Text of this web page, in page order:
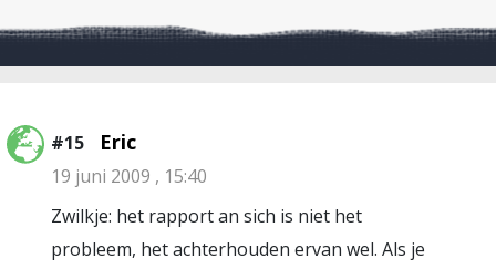
#15 Eric
19 juni 2009 , 15:40
Zwilkje: het rapport an sich is niet het
probleem, het achterhouden ervan wel. Als je